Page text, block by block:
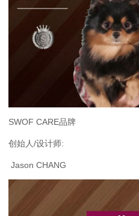
SWOF CARE品牌
创始人/设计师:
Jason CHANG